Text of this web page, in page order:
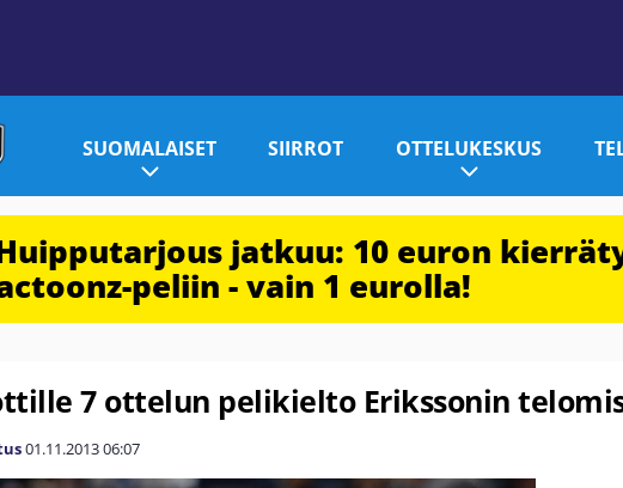
SUOMALAISET SIIRROT OTTELUKESKUS
jatkuu: 10 euron
peliin - vain 1 eurolla!
7 ottelun pelikielto Erikssonin
01.11.201306:07